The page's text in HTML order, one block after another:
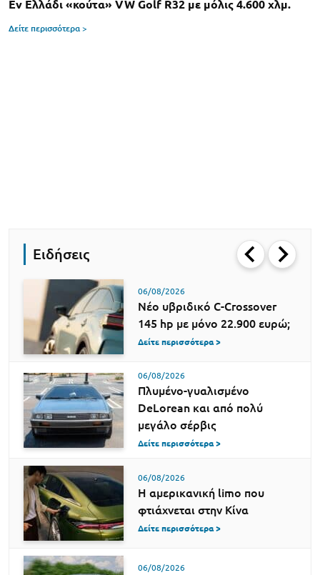
Εν Ελλάδι «κούτα» VW Golf R32 με μόλις 4.600 χλμ.
Δείτε περισσότερα >
Ειδήσεις
06/08/2026
Νέο υβριδικό C-Crossover
145 hp με μόνο 22.900 ευρώ;
Δείτε περισσότερα >
06/08/2026
Πλυμένο-γυαλισμένο
DeLorean και από πολύ
μεγάλο σέρβις
Δείτε περισσότερα >
06/08/2026
Η αμερικανική limo που
φτιάχνεται στην Κίνα
Δείτε περισσότερα >
06/08/2026